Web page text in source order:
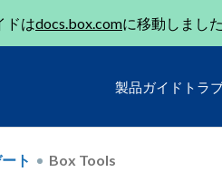
ドはdocs.box.comに移動しまし
製品ガイド トラ
ト Box Tools